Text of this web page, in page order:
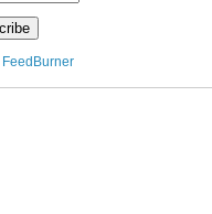
FeedBurner